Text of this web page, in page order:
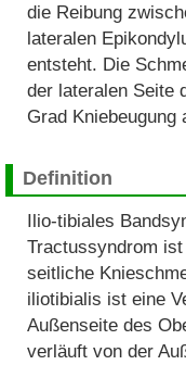
die Reibung
lateralen
entsteht. Die
der lateralen Seite
Grad Kniebeugung
Definition
Ilio-tibiales
Tractussyndrom
seitliche
iliotibialis ist eine
Außenseite des
verläuft von der